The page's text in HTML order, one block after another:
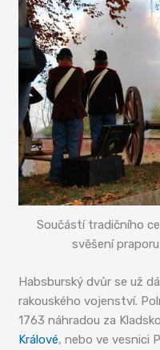
Součástí tradičního
svěšení
Habsburský dvůr se už
rakouského vojenství.
1763 náhradou za
Králové, nebo ve vesnici